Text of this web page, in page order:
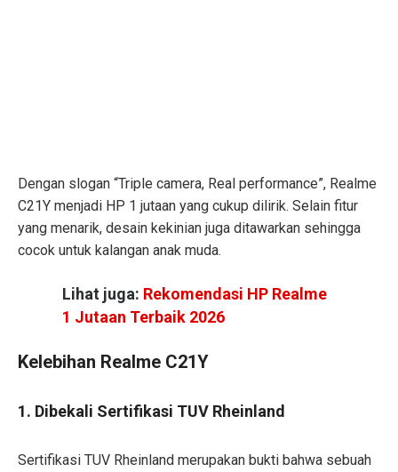
Dengan slogan “Triple camera, Real performance”, Realme
C21Y menjadi HP 1 jutaan yang cukup dilirik. Selain fitur
yang menarik, desain kekinian juga ditawarkan sehingga
cocok untuk kalangan anak muda.
Lihat juga: Rekomendasi HP Realme
1 Jutaan Terbaik 2026
Kelebihan Realme C21Y
1. Dibekali Sertifikasi TUV Rheinland
Sertifikasi TUV Rheinland merupakan bukti bahwa sebuah